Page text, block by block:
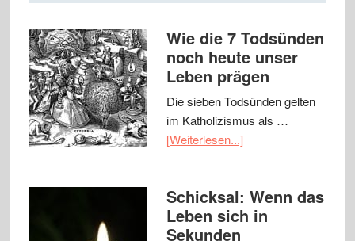
Wie die 7 Todsünden
noch heute unser
Leben prägen
Die sieben Todsünden gelten
im Katholizismus als …
[Weiterlesen...]
Schicksal: Wenn das
Leben sich in
Sekunden